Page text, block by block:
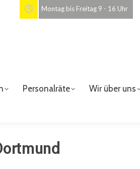
Montag bis Freitag 9 - 16 Uhr
Personalräte Wir über uns